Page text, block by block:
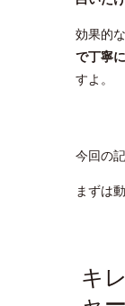
効果的
で丁寧
すよ。
今回の
まずは
キ